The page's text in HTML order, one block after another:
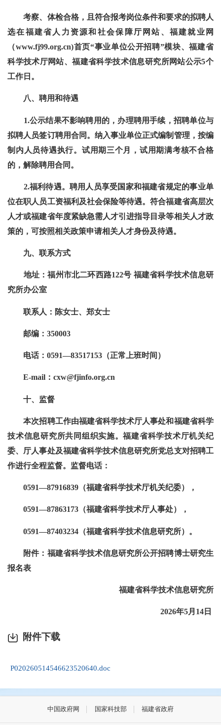
考察、体检合格，且符合报考岗位条件和要求的拟聘人
选在福建省人力资源和社会保障厅网站、福建就业网
（www.fj99.org.cn)首页“事业单位公开招聘”模块、福建省
科学技术厅网站、福建省科学技术信息研究所网站公示5个
工作日。
八、聘用和待遇
1.公示结果不影响聘用的，办理聘用手续，招聘单位与
拟聘人员签订聘用合同。纳入事业单位正式编制管理，按编
制内人员待遇执行。试用期三个月，试用期满考核不合格
的，解除聘用合同。
2.福利待遇。聘用人员享受国家和福建省规定的事业单
位在职人员工资福利及社会保险等待遇。符合福建省高层次
人才或福建省年度紧缺急需人才引进指导目录等相关人才政
策的，可按照相关政策申请相关人才身份及待遇。
九、联系方式
地址：福州市北二环西路122号 福建省科学技术信息研
究所办公室
联系人：陈女士、郑女士
邮编：350003
电话：0591—83517153（正常上班时间）
E-mail：cxw@fjinfo.org.cn
十、监督
本次招聘工作由福建省科学技术厅人事处和福建省科学
技术信息研究所共同组织实施。福建省科学技术厅机关纪
委、厅人事处及福建省科学技术信息研究所党总支对招聘工
作进行全程监督。监督电话：
0591—87916839（福建省科学技术厅机关纪委），
0591—87863173（福建省科学技术厅人事处），
0591—87403234（福建省科学技术信息研究所）。
附件：福建省科学技术信息研究所公开招聘博士研究生
报名表
福建省科学技术信息研究所
2026年5月14日
附件下载
P020260514546623520640.doc
中国政府网 国家科技部 福建省政府